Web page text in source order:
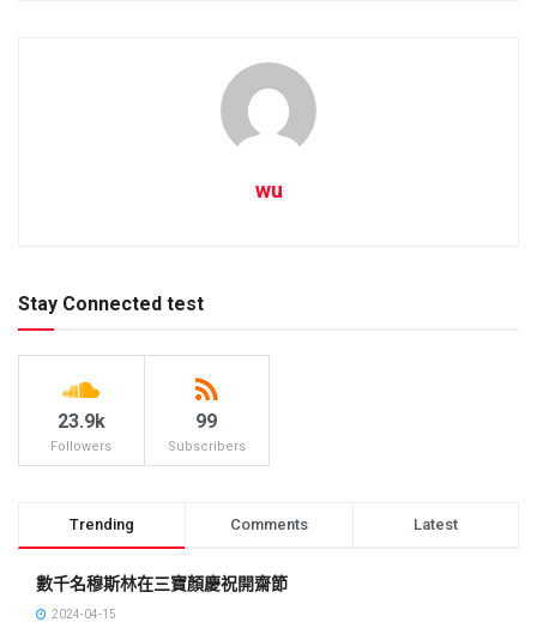
wu
Stay Connected test
23.9k
Followers
99
Subscribers
Trending Comments Latest
數千名穆斯林在三寶顏慶祝開齋節
2024-04-15